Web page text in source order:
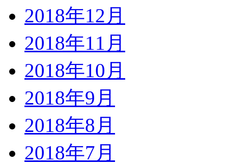
2018年12月
2018年11月
2018年10月
2018年9月
2018年8月
2018年7月